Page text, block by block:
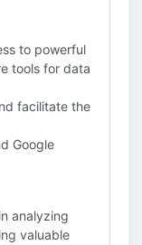
to powerful
tools for data
facilitate the
Google
analyzing
valuable